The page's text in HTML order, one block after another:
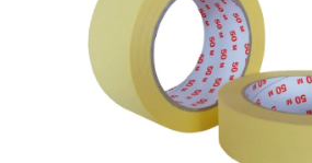
hvězdiček.